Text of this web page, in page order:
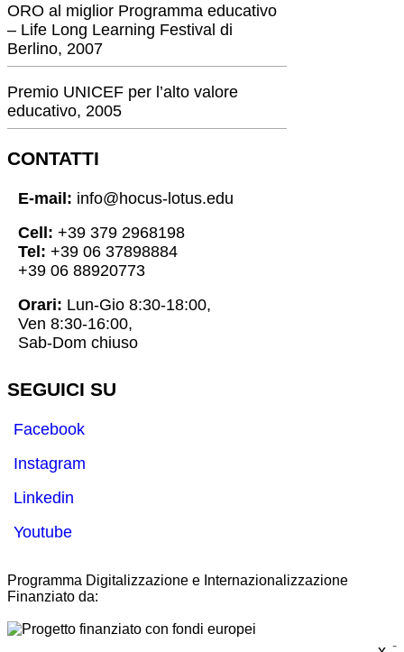
ORO al miglior Programma educativo
– Life Long Learning Festival di
Berlino, 2007
Premio UNICEF per l’alto valore
educativo, 2005
CONTATTI
E-mail: info@hocus-lotus.edu
Cell: +39 379 2968198
Tel: +39 06 37898884
+39 06 88920773
Orari: Lun-Gio 8:30-18:00,
Ven 8:30-16:00,
Sab-Dom chiuso
SEGUICI SU
Facebook
Instagram
Linkedin
Youtube
Programma Digitalizzazione e Internazionalizzazione
Finanziato da:
-